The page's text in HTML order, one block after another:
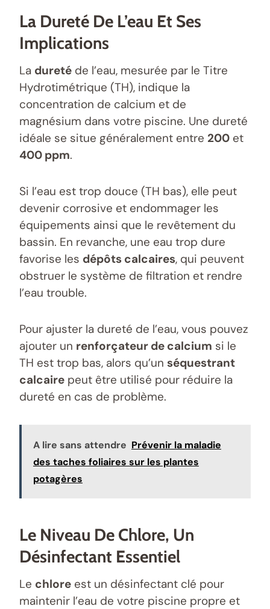
La Dureté De L’eau Et Ses
Implications
La dureté de l’eau, mesurée par le Titre
Hydrotimétrique (TH), indique la
concentration de calcium et de
magnésium dans votre piscine. Une dureté
idéale se situe généralement entre 200 et
400 ppm.
Si l’eau est trop douce (TH bas), elle peut
devenir corrosive et endommager les
équipements ainsi que le revêtement du
bassin. En revanche, une eau trop dure
favorise les dépôts calcaires, qui peuvent
obstruer le système de filtration et rendre
l’eau trouble.
Pour ajuster la dureté de l’eau, vous pouvez
ajouter un renforçateur de calcium si le
TH est trop bas, alors qu’un séquestrant
calcaire peut être utilisé pour réduire la
dureté en cas de problème.
A lire sans attendre Prévenir la maladie
des taches foliaires sur les plantes
potagères
Le Niveau De Chlore, Un
Désinfectant Essentiel
Le chlore est un désinfectant clé pour
maintenir l’eau de votre piscine propre et